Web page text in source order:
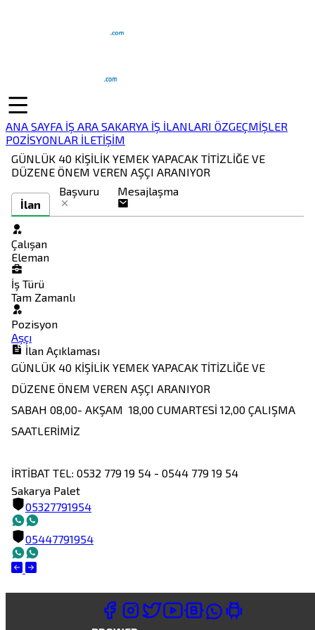
ANA SAYFA İŞ ARA SAKARYA İŞ İLANLARI ÖZGEÇMİŞLER
POZİSYONLAR İLETİŞİM
GÜNLÜK 40 KİŞİLİK YEMEK YAPACAK TİTİZLİĞE VE
DÜZENE ÖNEM VEREN AŞÇI ARANIYOR
İlan
Başvuru Mesajlaşma
Çalışan
Eleman
İş Türü
Tam Zamanlı
Pozisyon
Aşçı
İlan Açıklaması
GÜNLÜK 40 KİŞİLİK YEMEK YAPACAK TİTİZLİĞE VE
DÜZENE ÖNEM VEREN AŞÇI ARANIYOR
SABAH 08,00- AKŞAM  18,00 CUMARTESİ 12,00 ÇALIŞMA
SAATLERİMİZ
İRTİBAT TEL: 0532 779 19 54 - 0544 779 19 54
Sakarya Palet
05327791954
05447791954